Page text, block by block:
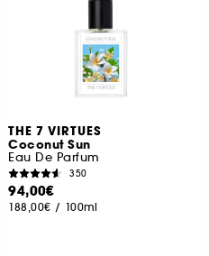
THE 7 VIRTUES
Coconut Sun
Eau De Parfum
350
94,00€
188,00€ / 100ml